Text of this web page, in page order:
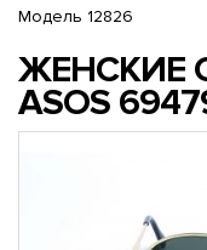
Модель 12826
ЖЕНСКИЕ
АSOS